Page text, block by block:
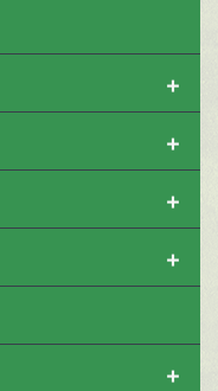
+
+
+
+
+